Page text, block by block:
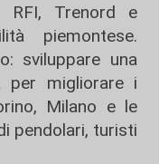
RFI, Trenord e
piemontese.
sviluppare una
per migliorare i
Milano e le
pendolari, turisti